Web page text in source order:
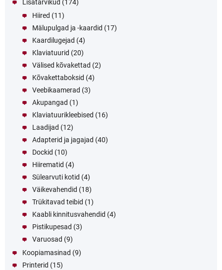
Lisatarvikud (174)
Hiired (11)
Mälupulgad ja -kaardid (17)
Kaardilugejad (4)
Klaviatuurid (20)
Välised kõvakettad (2)
Kõvakettaboksid (4)
Veebikaamerad (3)
Akupangad (1)
Klaviatuurikleebised (16)
Laadijad (12)
Adapterid ja jagajad (40)
Dockid (10)
Hiirematid (4)
Sülearvuti kotid (4)
Väikevahendid (18)
Trükitavad teibid (1)
Kaabli kinnitusvahendid (4)
Pistikupesad (3)
Varuosad (9)
Koopiamasinad (9)
Printerid (15)